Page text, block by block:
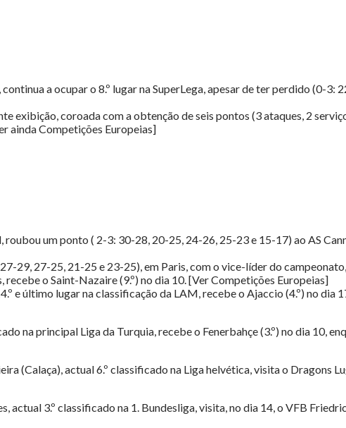
a ocupar o 8.º lugar na SuperLega, apesar de ter perdido (0-3:
coroada com a obtenção de seis pontos (3 ataques, 2
ainda Competições Europeias]
um ponto ( 2-3: 30-28, 20-25, 24-26, 25-23 e 15-17) ao AS
29, 27-25, 21-25 e 23-25), em Paris, com o vice-líder do
recebe o Saint-Nazaire (9.º) no dia 10. [Ver Competições Europeias]
e último lugar na classificação da LAM, recebe o Ajaccio (4.º) no dia
na principal Liga da Turquia, recebe o Fenerbahçe (3.º) no dia 10,
(Calaça), actual 6.º classificado na Liga helvética, visita o Dragons
actual 3.º classificado na 1. Bundesliga, visita, no dia 14, o VFB